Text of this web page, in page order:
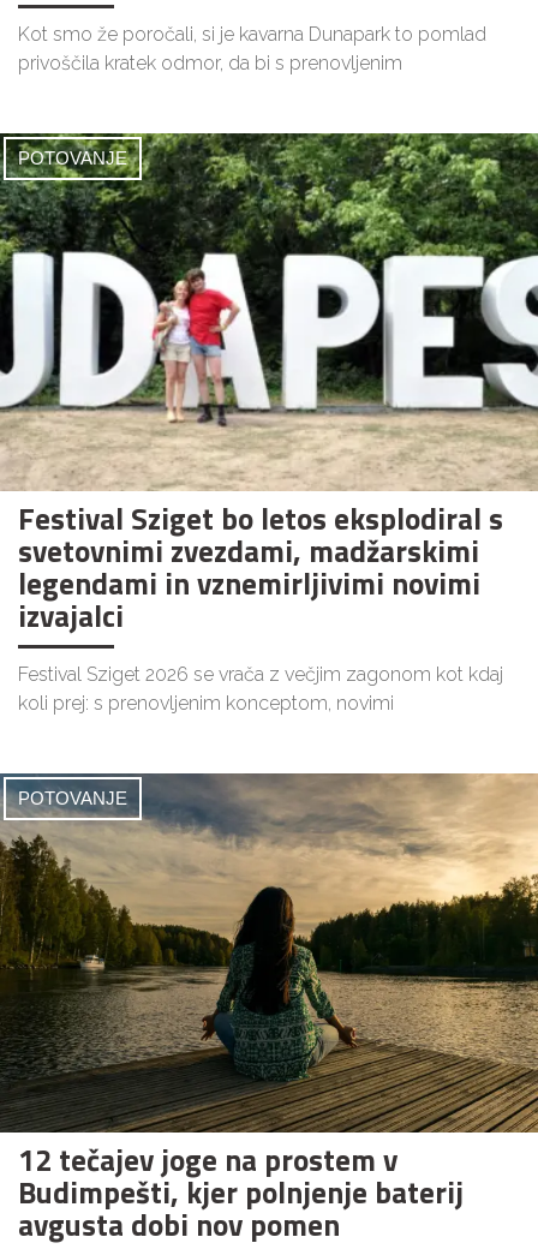
Kot smo že poročali, si je kavarna Dunapark to pomlad
privoščila kratek odmor, da bi s prenovljenim
POTOVANJE
Festival Sziget bo letos eksplodiral s
svetovnimi zvezdami, madžarskimi
legendami in vznemirljivimi novimi
izvajalci
Festival Sziget 2026 se vrača z večjim zagonom kot kdaj
koli prej: s prenovljenim konceptom, novimi
POTOVANJE
12 tečajev joge na prostem v
Budimpešti, kjer polnjenje baterij
avgusta dobi nov pomen